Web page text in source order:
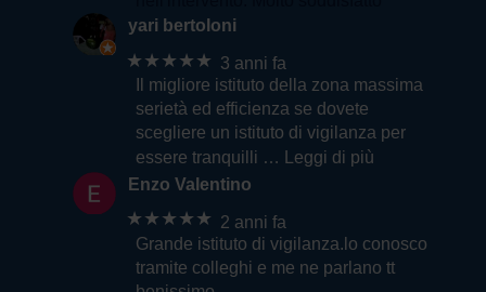
yari bertoloni
★★★★★ 3 anni fa
Il migliore istituto della zona massima
serietà ed efficienza se dovete
scegliere un istituto di vigilanza per
essere tranquilli … Leggi di più
Enzo Valentino
★★★★★ 2 anni fa
Grande istituto di vigilanza.lo conosco
tramite colleghi e me ne parlano tt